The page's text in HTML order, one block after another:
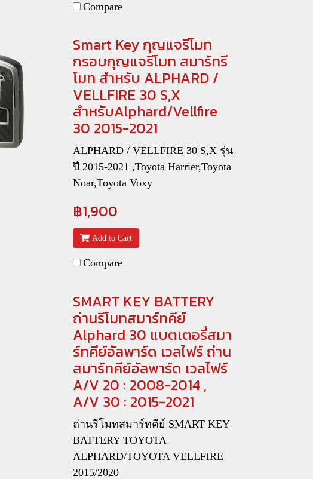
Compare
Smart Key กุญแจรีโมท
กรอบกุญแจรีโมท สมาร์ทรี
โมท สำหรับ ALPHARD /
VELLFIRE 30 S,X
สำหรับAlphard/Vellfire
30 2015-2021
ALPHARD / VELLFIRE 30 S,X รุ่น
ปี 2015-2021 ,Toyota Harrier,Toyota
Noar,Toyota Voxy
฿1,900
Add to Cart
Compare
SMART KEY BATTERY
ถ่านรีโมทสมาร์ทคีย์
Alphard 30 แบตเตอรี่สมา
ร์ทคีย์อัลพาร์ด เวลไฟร์ ถ่าน
สมาร์ทคีย์อัลพาร์ด เวลไฟร์
A/V 20 : 2008-2014 ,
A/V 30 : 2015-2021
ถ่านรีโมทสมาร์ทคีย์ SMART KEY
BATTERY TOYOTA
ALPHARD/TOYOTA VELLFIRE
2015/2020